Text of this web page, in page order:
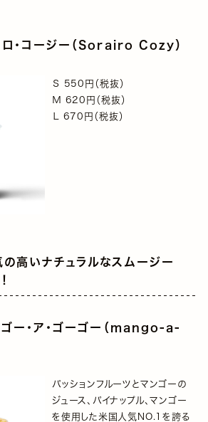
ロ・コージー（Sorairo Cozy）
Ｓ 550円（税抜）
Ｍ 620円（税抜）
Ｌ 670円（税抜）
高いナチュラルなスムージー
ゴー・ア・ゴーゴー（mango-a-
パッションフルーツとマンゴーの
ジュース、パイナップル、マンゴー
を使用した米国人気NO.1を誇る